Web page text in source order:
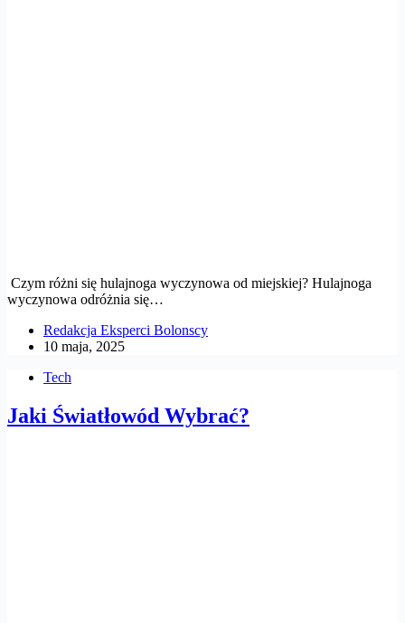
Czym różni się hulajnoga wyczynowa od miejskiej? Hulajnoga
wyczynowa odróżnia się…
Redakcja Eksperci Bolonscy
10 maja, 2025
Tech
Jaki Światłowód Wybrać?